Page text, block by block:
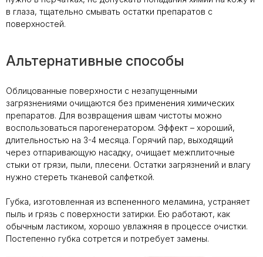
в глаза, тщательно смывать остатки препаратов с
поверхностей.
Альтернативные способы
Облицованные поверхности с незапущенными
загрязнениями очищаются без применения химических
препаратов. Для возвращения швам чистоты можно
воспользоваться парогенератором. Эффект – хороший,
длительностью на 3-4 месяца. Горячий пар, выходящий
через отпаривающую насадку, очищает межплиточные
стыки от грязи, пыли, плесени. Остатки загрязнений и влагу
нужно стереть тканевой салфеткой.
Губка, изготовленная из вспененного меламина, устраняет
пыль и грязь с поверхности затирки. Ею работают, как
обычным ластиком, хорошо увлажняя в процессе очистки.
Постепенно губка сотрется и потребует замены.